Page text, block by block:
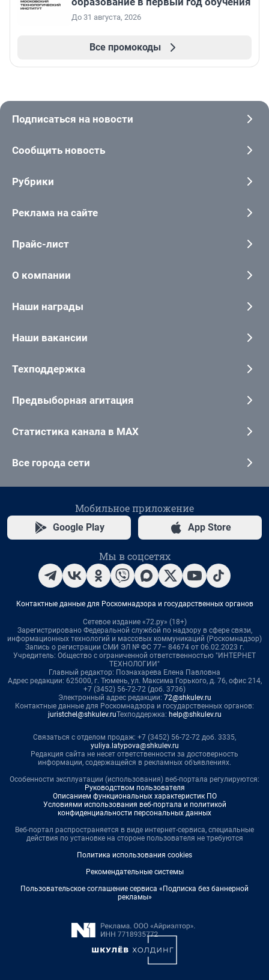
До 31 августа, 2026
Все промокоды
Подписаться на новости
Сообщить новость
Рубрики
Реклама на сайте
Прайс-лист
О компании
Наши награды
Наши вакансии
Техподдержка
Предвыборная агитация
Статистика канала в MAX
Все города сети
Мобильное приложение
Google Play App Store
Мы в соцсетях
Контактные данные для Роскомнадзора и государственных органов
Сетевое издание «72.ру» (18+)
Зарегистрировано Федеральной службой по надзору в сфере связи,
информационных технологий и массовых коммуникаций (Роскомнадзор)
Запись о регистрации СМИ ЭЛ № ФС 77– 84674 от 06.02.2023 г.
Учредитель: Общество с ограниченной ответственностью "ИНТЕРНЕТ
ТЕХНОЛОГИИ"
Главный редактор: Познахарева Елена Павловна
Адрес редакции: 625000, г. Тюмень, ул. Максима Горького, д. 76, офис 214,
+7 (3452) 56-72-72 (доб. 3736)
Электронный адрес редакции: 72@shkulev.ru
Контактные данные для Роскомнадзора и государственных органов:
juristchel@shkulev.ruТехподдержка: help@shkulev.ru
Связаться с отделом продаж: +7 (3452) 56-72-72 доб. 3335,
yuliya.latypova@shkulev.ru
Редакция сайта не несет ответственности за достоверность
информации, содержащейся в рекламных объявлениях.
Особенности эксплуатации (использования) веб-портала регулируются:
Руководством пользователя
Описанием функциональных характеристик ПО
Условиями использования веб-портала и политикой
конфиденциальности персональных данных
Веб-портал распространяется в виде интернет-сервиса, специальные
действия по установке на стороне пользователя не требуются
Политика использования cookies
Рекомендательные системы
Пользовательское соглашение сервиса «Подписка без баннерной
рекламы»